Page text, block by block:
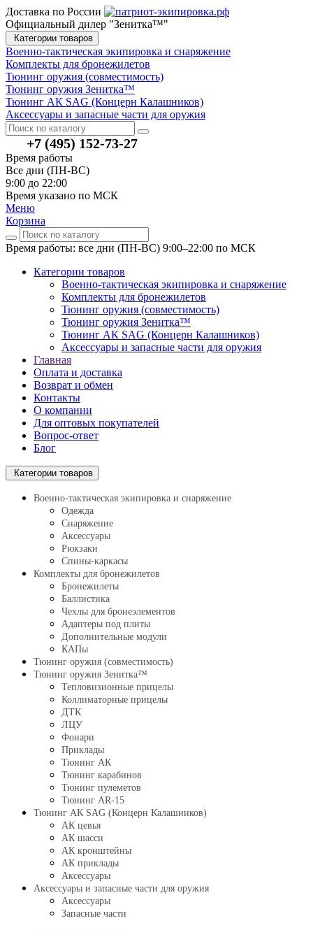
Доставка по России
Официальный дилер "Зенитка™"
Категории товаров
Военно-тактическая экипировка и снаряжение
Комплекты для бронежилетов
Тюнинг оружия (совместимость)
Тюнинг оружия Зенитка™
Тюнинг АК SAG (Концерн Калашников)
Аксессуары и запасные части для оружия
+7 (495) 152-73-27
Время работы
Все дни (ПН-ВС)
9:00 до 22:00
Время указано по МСК
Меню
Корзина
Время работы: все дни (ПН-ВС) 9:00–22:00 по МСК
Категории товаров
Военно-тактическая экипировка и снаряжение
Комплекты для бронежилетов
Тюнинг оружия (совместимость)
Тюнинг оружия Зенитка™
Тюнинг АК SAG (Концерн Калашников)
Аксессуары и запасные части для оружия
Главная
Оплата и доставка
Возврат и обмен
Контакты
О компании
Для оптовых покупателей
Вопрос-ответ
Блог
Категории товаров
Военно-тактическая экипировка и снаряжение
Одежда
Снаряжение
Аксессуары
Рюкзаки
Спины-каркасы
Комплекты для бронежилетов
Бронежилеты
Баллистика
Чехлы для бронеэлементов
Адаптеры под плиты
Дополнительные модули
КАПы
Тюнинг оружия (совместимость)
Тюнинг оружия Зенитка™
Тепловизионные прицелы
Коллиматорные прицелы
ДТК
ЛЦУ
Фонари
Приклады
Тюнинг АК
Тюнинг карабинов
Тюнинг пулеметов
Тюнинг AR-15
Тюнинг АК SAG (Концерн Калашников)
АК цевья
АК шасси
АК кронштейны
АК приклады
Аксессуары
Аксессуары и запасные части для оружия
Аксессуары
Запасные части